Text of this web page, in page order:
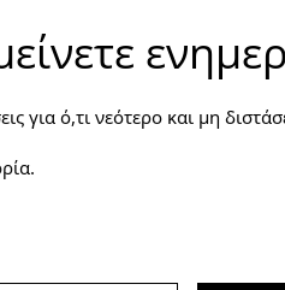
για ό,τι νεότερο και μη